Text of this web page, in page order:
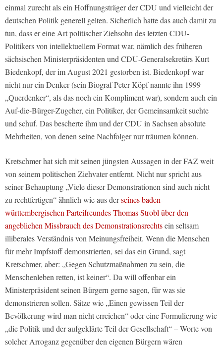
einmal zurecht als ein Hoffnungsträger der CDU und vielleicht der
deutschen Politik generell gelten. Sicherlich hatte das auch damit zu
tun, dass er eine Art politischer Ziehsohn des letzten CDU-
Politikers von intellektuellem Format war, nämlich des früheren
sächsischen Ministerpräsidenten und CDU-Generalsekretärs Kurt
Biedenkopf, der im August 2021 gestorben ist. Biedenkopf war
nicht nur ein Denker (sein Biograf Peter Köpf nannte ihn 1999
„Querdenker“, als das noch ein Kompliment war), sondern auch ein
Auf-die-Bürger-Zugeher, ein Politiker, der Gemeinsamkeit suchte
und schuf. Das bescherte ihm und der CDU in Sachsen absolute
Mehrheiten, von denen seine Nachfolger nur träumen können.
Kretschmer hat sich mit seinen jüngsten Aussagen in der FAZ weit
von seinem politischen Ziehvater entfernt. Nicht nur spricht aus
seiner Behauptung „Viele dieser Demonstrationen sind auch nicht
zu rechtfertigen“ ähnlich wie aus derseines baden-
württembergischen Parteifreundes Thomas Strobl über den
angeblichen Missbrauch des Demonstrationsrechtsein seltsam
illiberales Verständnis von Meinungsfreiheit. Wenn die Menschen
für mehr Impfstoff demonstrierten, sei das ein Grund, sagt
Kretschmer, aber: „Gegen Schutzmaßnahmen zu sein, die
Menschenleben retten, ist keiner“. Da will offenbar ein
Ministerpräsident seinen Bürgern gerne sagen, für was sie
demonstrieren sollen. Sätze wie „Einen gewissen Teil der
Bevölkerung wird man nicht erreichen“ oder eine Formulierung wie
„die Politik und der aufgeklärte Teil der Gesellschaft“ – Worte von
solcher Arroganz gegenüber den eigenen Bürgern wären